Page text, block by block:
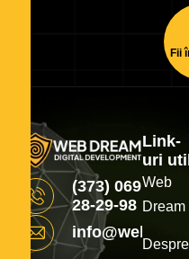
Fii
(373) 069
28-29-98
Link-
uri
Web
Dream
Despre